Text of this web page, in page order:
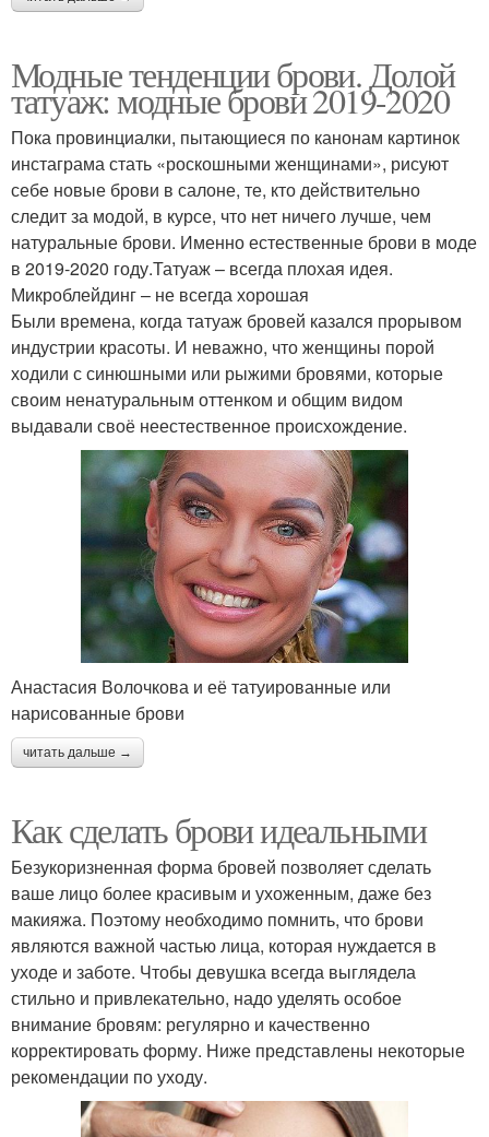
Модные тенденции брови. Долой
татуаж: модные брови 2019-2020
Пока провинциалки, пытающиеся по канонам картинок
инстаграма стать «роскошными женщинами», рисуют
себе новые брови в салоне, те, кто действительно
следит за модой, в курсе, что нет ничего лучше, чем
натуральные брови. Именно естественные брови в моде
в 2019-2020 году.Татуаж – всегда плохая идея.
Микроблейдинг – не всегда хорошая
Были времена, когда татуаж бровей казался прорывом
индустрии красоты. И неважно, что женщины порой
ходили с синюшными или рыжими бровями, которые
своим ненатуральным оттенком и общим видом
выдавали своё неестественное происхождение.
Анастасия Волочкова и её татуированные или
нарисованные брови
читать дальше →
Как сделать брови идеальными
Безукоризненная форма бровей позволяет сделать
ваше лицо более красивым и ухоженным, даже без
макияжа. Поэтому необходимо помнить, что брови
являются важной частью лица, которая нуждается в
уходе и заботе. Чтобы девушка всегда выглядела
стильно и привлекательно, надо уделять особое
внимание бровям: регулярно и качественно
корректировать форму. Ниже представлены некоторые
рекомендации по уходу.